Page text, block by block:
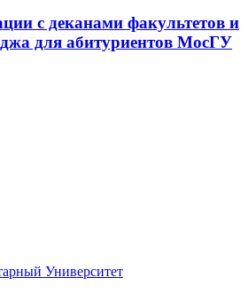
с деканами факультетов и
для абитуриентов МосГУ